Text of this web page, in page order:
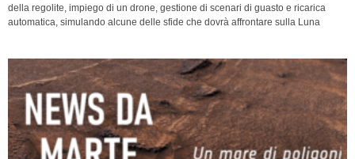
della regolite, impiego di un drone, gestione di scenari di guasto e ricarica
automatica, simulando alcune delle sfide che dovrà affrontare sulla Luna